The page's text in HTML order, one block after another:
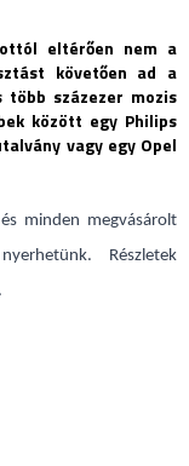
eltérően nem a
követően ad a
több százezer mozis
között egy Philips
vagy egy Opel
minden megvásárolt
Részletek